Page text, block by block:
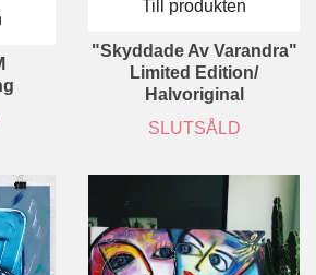
Till produkten
"Skyddade Av Varandra"
Limited Edition/
Halvoriginal
SLUTSÅLD